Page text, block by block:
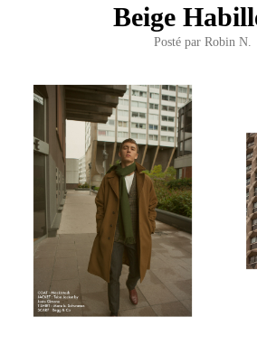
Beige
Posté par Robin N.